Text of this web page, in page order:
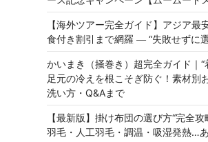
【海外ツアー完全ガイド】アジア最
食付き割引まで網羅 ― “失敗せずに
かいまき（掻巻き）超完全ガイド｜“
足元の冷えを根こそぎ防ぐ！素材別
洗い方・Q&Aまで
【最新版】掛け布団の選び方“完全攻
羽毛・人工羽毛・調温・吸湿発熱…